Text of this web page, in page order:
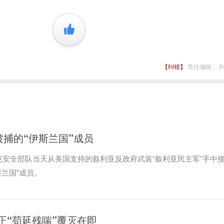
+1
【纠错】 责任编辑：
的“伊斯兰国”成员
全部队当天从美国支持的叙利亚反政府武装“叙利亚民主军”手中
国”成员。
“苟延残喘”覆灭在即